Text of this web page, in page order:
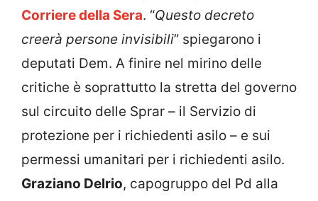
Corriere della Sera. “Questo decreto
creerà persone invisibili” spiegarono i
deputati Dem. A finire nel mirino delle
critiche è soprattutto la stretta del governo
sul circuito delle Sprar – il Servizio di
protezione per i richiedenti asilo – e sui
permessi umanitari per i richiedenti asilo.
Graziano Delrio, capogruppo del Pd alla